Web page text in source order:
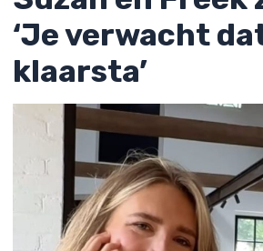
‘Je verwacht
klaarsta’